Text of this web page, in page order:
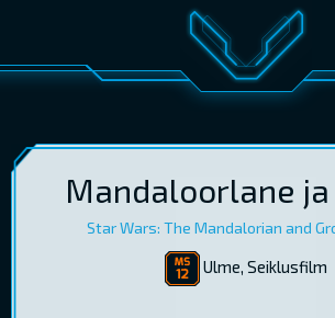
FILMID PILETID
KONVERENTS V-KLUBI
Mandaloorlane ja
Star Wars: The Mandalorian and
Ulme, Seiklusfilm